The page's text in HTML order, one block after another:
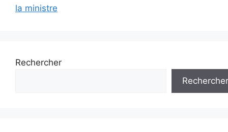
la ministre
Rechercher
Rechercher